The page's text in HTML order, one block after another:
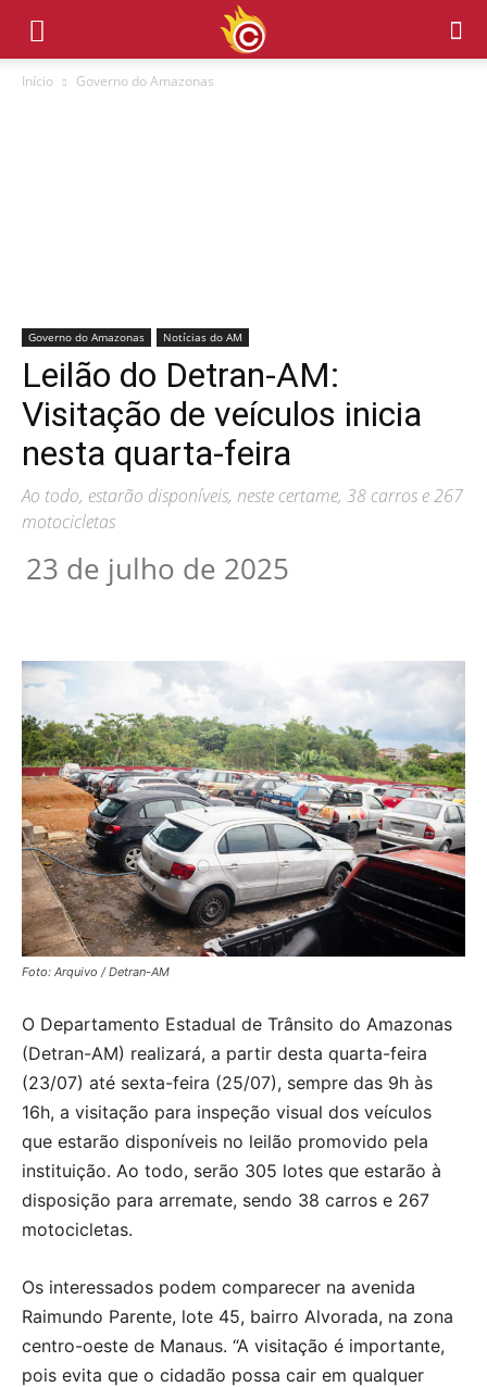
Início Governo do Amazonas
Governo do Amazonas Notícias do AM
Leilão do Detran-AM:
Visitação de veículos inicia
nesta quarta-feira
Ao todo, estarão disponíveis, neste certame, 38 carros e 267
motocicletas
23 de julho de 2025
Foto: Arquivo / Detran-AM
O Departamento Estadual de Trânsito do Amazonas
(Detran-AM) realizará, a partir desta quarta-feira
(23/07) até sexta-feira (25/07), sempre das 9h às
16h, a visitação para inspeção visual dos veículos
que estarão disponíveis no leilão promovido pela
instituição. Ao todo, serão 305 lotes que estarão à
disposição para arremate, sendo 38 carros e 267
motocicletas.
Os interessados podem comparecer na avenida
Raimundo Parente, lote 45, bairro Alvorada, na zona
centro-oeste de Manaus. “A visitação é importante,
pois evita que o cidadão possa cair em qualquer